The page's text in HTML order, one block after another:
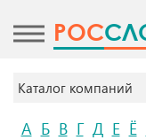
POC
Каталог компаний
А Б В Г Д Е Ё